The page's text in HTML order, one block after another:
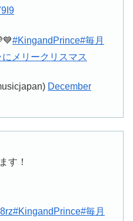
#KingandPrince#毎月
メリークリスマス
December
す！
#KingandPrince#毎月